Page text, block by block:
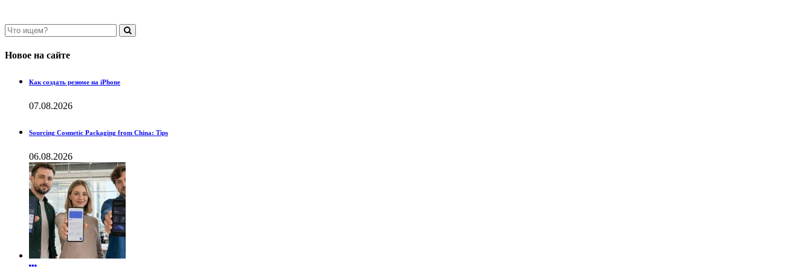
Новое на сайте
Как создать резюме на iPhone
07.08.2026
Sourcing Cosmetic Packaging from China: Tips
06.08.2026